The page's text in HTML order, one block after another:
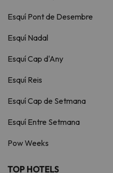
Esquí Pont de Desembre
Esquí Nadal
Esquí Cap d'Any
Esquí Reis
Esquí Cap de Setmana
Esquí Entre Setmana
Pow Weeks
TOP HOTELS